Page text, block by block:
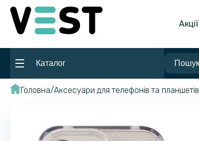
Акції
Каталог
Головна Аксесуари для телефонів та планшетів